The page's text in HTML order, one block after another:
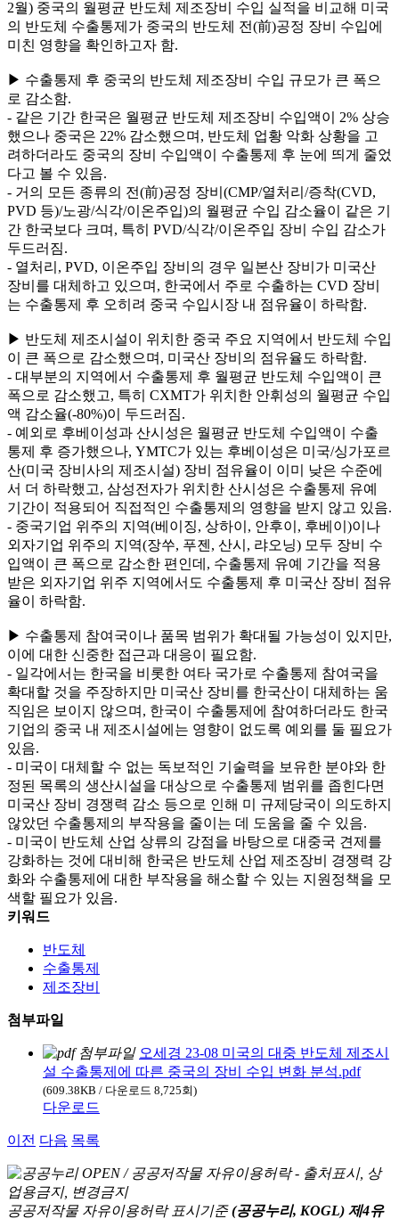
2월) 중국의 월평균 반도체 제조장비 수입 실적을 비교해 미국
의 반도체 수출통제가 중국의 반도체 전(前)공정 장비 수입에
미친 영향을 확인하고자 함.
▶ 수출통제 후 중국의 반도체 제조장비 수입 규모가 큰 폭으
로 감소함.
- 같은 기간 한국은 월평균 반도체 제조장비 수입액이 2% 상승
했으나 중국은 22% 감소했으며, 반도체 업황 악화 상황을 고
려하더라도 중국의 장비 수입액이 수출통제 후 눈에 띄게 줄었
다고 볼 수 있음.
- 거의 모든 종류의 전(前)공정 장비(CMP/열처리/증착(CVD,
PVD 등)/노광/식각/이온주입)의 월평균 수입 감소율이 같은 기
간 한국보다 크며, 특히 PVD/식각/이온주입 장비 수입 감소가
두드러짐.
- 열처리, PVD, 이온주입 장비의 경우 일본산 장비가 미국산
장비를 대체하고 있으며, 한국에서 주로 수출하는 CVD 장비
는 수출통제 후 오히려 중국 수입시장 내 점유율이 하락함.
▶ 반도체 제조시설이 위치한 중국 주요 지역에서 반도체 수입
이 큰 폭으로 감소했으며, 미국산 장비의 점유율도 하락함.
- 대부분의 지역에서 수출통제 후 월평균 반도체 수입액이 큰
폭으로 감소했고, 특히 CXMT가 위치한 안휘성의 월평균 수입
액 감소율(-80%)이 두드러짐.
- 예외로 후베이성과 산시성은 월평균 반도체 수입액이 수출
통제 후 증가했으나, YMTC가 있는 후베이성은 미국/싱가포르
산(미국 장비사의 제조시설) 장비 점유율이 이미 낮은 수준에
서 더 하락했고, 삼성전자가 위치한 산시성은 수출통제 유예
기간이 적용되어 직접적인 수출통제의 영향을 받지 않고 있음.
- 중국기업 위주의 지역(베이징, 상하이, 안후이, 후베이)이나
외자기업 위주의 지역(장쑤, 푸젠, 산시, 랴오닝) 모두 장비 수
입액이 큰 폭으로 감소한 편인데, 수출통제 유예 기간을 적용
받은 외자기업 위주 지역에서도 수출통제 후 미국산 장비 점유
율이 하락함.
▶ 수출통제 참여국이나 품목 범위가 확대될 가능성이 있지만,
이에 대한 신중한 접근과 대응이 필요함.
- 일각에서는 한국을 비롯한 여타 국가로 수출통제 참여국을
확대할 것을 주장하지만 미국산 장비를 한국산이 대체하는 움
직임은 보이지 않으며, 한국이 수출통제에 참여하더라도 한국
기업의 중국 내 제조시설에는 영향이 없도록 예외를 둘 필요가
있음.
- 미국이 대체할 수 없는 독보적인 기술력을 보유한 분야와 한
정된 목록의 생산시설을 대상으로 수출통제 범위를 좁힌다면
미국산 장비 경쟁력 감소 등으로 인해 미 규제당국이 의도하지
않았던 수출통제의 부작용을 줄이는 데 도움을 줄 수 있음.
- 미국이 반도체 산업 상류의 강점을 바탕으로 대중국 견제를
강화하는 것에 대비해 한국은 반도체 산업 제조장비 경쟁력 강
화와 수출통제에 대한 부작용을 해소할 수 있는 지원정책을 모
색할 필요가 있음.
키워드
반도체
수출통제
제조장비
첨부파일
오세경 23-08 미국의 대중 반도체 제조시
설 수출통제에 따른 중국의 장비 수입 변화 분석.pdf
(609.38KB / 다운로드 8,725회)
다운로드
이전 다음 목록
공공저작물 자유이용허락 표시기준 (공공누리, KOGL) 제4유